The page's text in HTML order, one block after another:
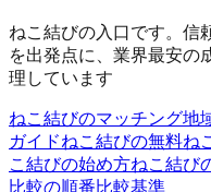
ねこ結びの入口です。信
を出発点に、業界最安の
理しています
ねこ結びのマッチング地
ガイドねこ結びの無料ね
こ結びの始め方ねこ結び
比較の順番比較基準